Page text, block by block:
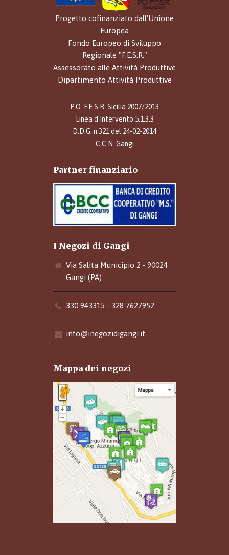
Progetto cofinanziato dall'Unione
Europea
Fondo Europeo di Sviluppo
Regionale "F.E.S.R."
Assessorato alle Attività Produttive
Dipartimento Attività Produttive
P.O. F.E.S.R. Sicilia 2007/2013
Linea d'Intervento 5.1.3.3
D.D.G. n.321 del 24-02-2014
C.C.N. Gangi
Partner finanziario
I Negozi di Gangi
Via Salita Municipio 2 - 90024
Gangi (PA)
330 943315 - 328 7627952
info@inegozidigangi.it
Mappa dei negozi